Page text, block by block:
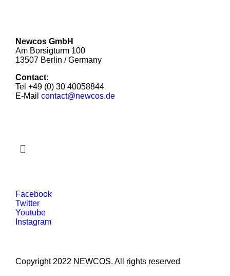
Newcos GmbH
Am Borsigturm 100
13507 Berlin / Germany
Contact:
Tel +49 (0) 30 40058844
E-Mail contact@newcos.de
Facebook
Twitter
Youtube
Instagram
Copyright 2022 NEWCOS. All rights reserved